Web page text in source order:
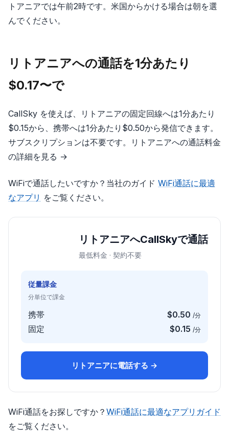
トアニアでは午前2時です。米国からかける場合は朝を選
んでください。
リトアニアへの通話を1分あたり
$0.17〜で
CallSky を使えば、リトアニアの固定回線へは1分あたり
$0.15から、携帯へは1分あたり$0.50から発信できます。
サブスクリプションは不要です。リトアニアへの通話料金
の詳細を見る →
WiFiで通話したいですか？当社のガイド WiFi通話に最適
なアプリ をご覧ください。
リトアニアへCallSkyで通話
最低料金 · 契約不要
従量課金
分単位で課金
携帯 $0.50 /分
固定 $0.15 /分
リトアニアに電話する →
WiFi通話をお探しですか？ WiFi通話に最適なアプリガイド
をご覧ください。